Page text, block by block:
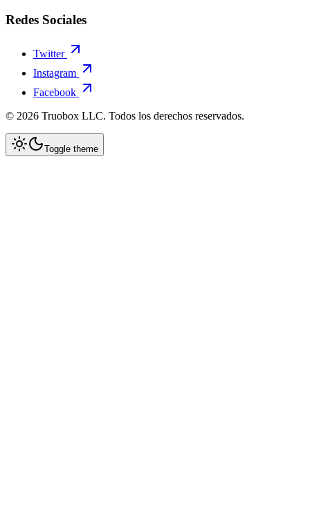
Redes Sociales
Twitter
Instagram
Facebook
© 2026 Truobox LLC. Todos los derechos reservados.
Toggle theme